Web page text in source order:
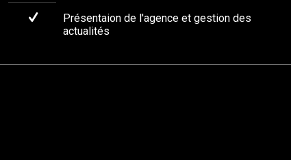
Présentaion de l'agence et gestion des
actualités